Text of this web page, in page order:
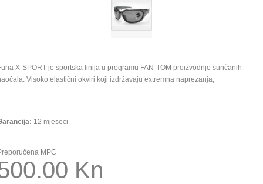
X-SPORT je sportska linija u programu FAN-TOM proizvodnje sunčanih
Visoko elastični okviri koji izdržavaju extremna naprezanja,
: 12 mjeseci
MPC
Kn